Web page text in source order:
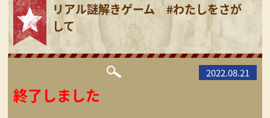
リアル謎解きゲーム #わたしをさが
して
2022.08.21
終了しました